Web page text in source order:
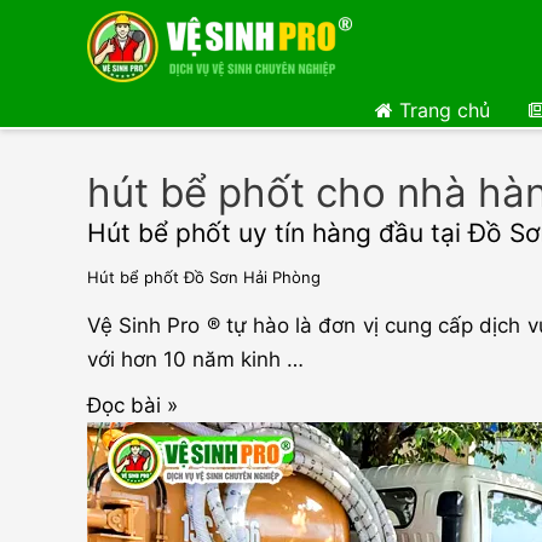
Trang chủ
hút bể phốt cho nhà
Hút bể phốt uy tín hàng đầu tại Đồ
Hút bể phốt Đồ Sơn Hải Phòng
Vệ Sinh Pro ® tự hào là đơn vị cung cấp dịch
với hơn 10 năm kinh …
Hút
bể
phốt
uy
Đọc bài »